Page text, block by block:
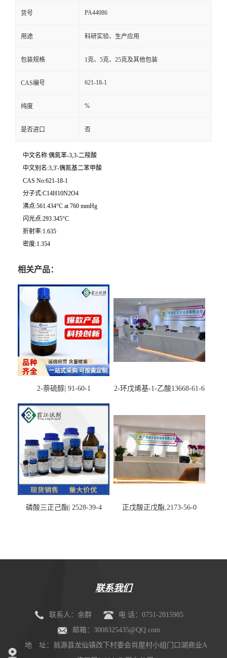
货号 PA44086
用途 科研实验、生产应用
包装规格 1克、5克、25克及其他包装
CAS编号 621-18-1
纯度 %
是否进口 否
中文名称:偶氮苯-3,3-二羧酸
中文别名:3,3'-偶氮基二苯甲酸
CAS No:621-18-1
分子式:C14H10N2O4
沸点:561.434°C at 760 mmHg
闪光点:293.345°C
折射率:1.635
密度:1.354
相关产品：
2-萘硫醇| 91-60-1 2-环戊烯基-1-乙酸13668-61-6
磷酸三正己酯| 2528-39-4 正戊酸正戊酯,2173-56-0
联系我们
联系人：余群
电 话：0751-2815985
邮箱：3008325435@QQ.com
地 址：翁源县龙仙镇改下村委会肖屋村小组门口湖商业A